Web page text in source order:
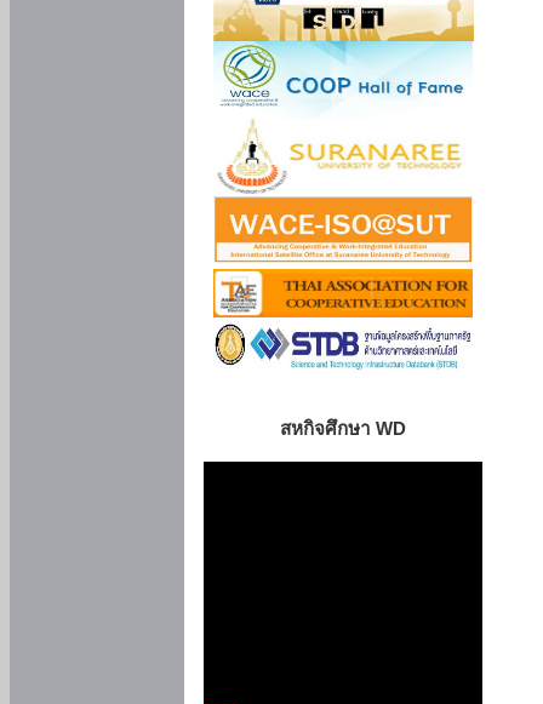
สหกิจศึกษา WD